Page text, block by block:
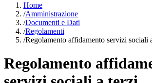
Home
/Amministrazione
/Documenti e Dati
/Regolamenti
/Regolamento affidamento servizi sociali
Regolamento